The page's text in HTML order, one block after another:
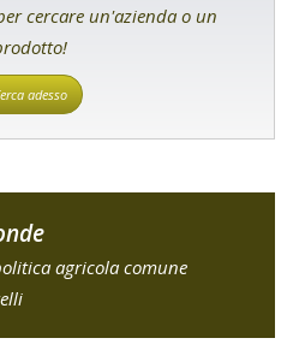
cercare un'azienda o un
adesso
agricola comune